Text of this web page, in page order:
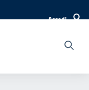
Accedi